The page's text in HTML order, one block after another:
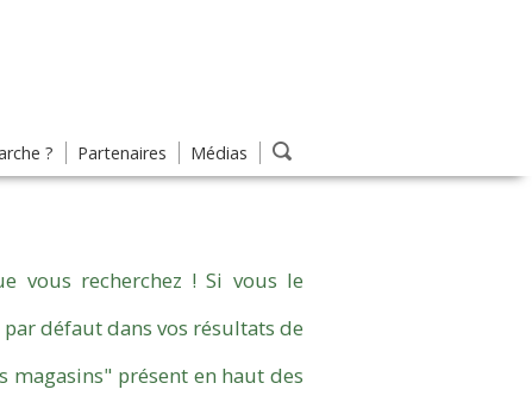
? Partenaires Médias
vous recherchez ! Si vous le
défaut dans vos résultats de
présent en haut des